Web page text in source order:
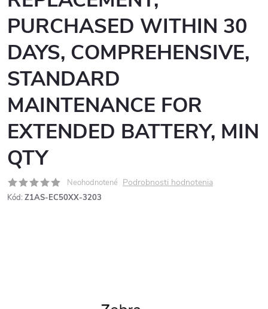
PURCHASED WITHIN 30
DAYS, COMPREHENSIVE,
STANDARD
MAINTENANCE FOR
EXTENDED BATTERY, MIN
QTY
Neohodnotené Podrobnosti hodnotenia
Kód: Z1AS-EC50XX-3203